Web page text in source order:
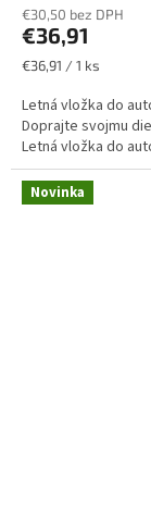
€30,50 bez DPH
€36,91
Jednotková
€36,91 / 1 ks
Letná vložka do
Doprajte svojmu
Letná vložka do
Novinka